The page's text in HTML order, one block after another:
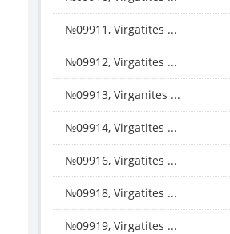
№09911, Virgatites ...
№09912, Virgatites ...
№09913, Virganites ...
№09914, Virgatites ...
№09916, Virgatites ...
№09918, Virgatites ...
№09919, Virgatites ...